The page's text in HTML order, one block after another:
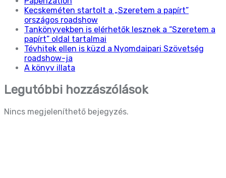
Kecskeméten startolt a „Szeretem a papírt”
országos roadshow
Tankönyvekben is elérhetők lesznek a “Szeretem a
papírt” oldal tartalmai
Tévhitek ellen is küzd a Nyomdaipari Szövetség
roadshow-ja
A könyv illata
Legutóbbi hozzászólások
Nincs megjeleníthető bejegyzés.